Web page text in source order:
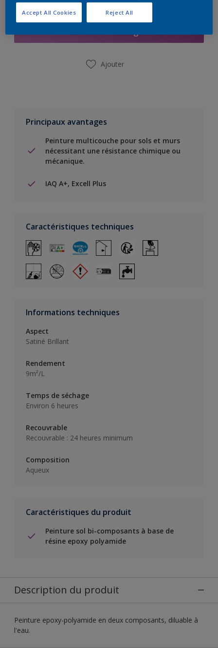
Ajouter à la liste d’achats
Ajouter
Principaux avantages
Peinture multicouche pour sols et murs
nécessitant une résistance chimique ou
mécanique.
IAQ A+, Excell Plus
Caractéristiques techniques
Informations techniques
Aspect
Satiné Brillant
Rendement
9m²/L
Temps de séchage
Environ 6 heures
Recouvrable
Recouvrable : 24 heures minimum
Composition
Aqueux
Caractéristiques du produit
Peinture sol bi-composants à base de
résine epoxy polyamide
Description du produit
Peinture epoxy-polyamide en deux composants, diluable à
l'eau.
Reject All
Accept All Cookies